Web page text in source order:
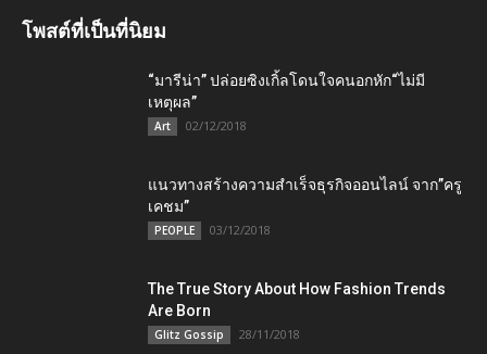
โพสต์ที่เป็นที่นิยม
“มารีน่า” ปล่อยซิงเกิ้ลโดนใจคนอกหัก“ไม่มี
เหตุผล”
Art 02/12/2018
แนวทางสร้างความสำเร็จธุรกิจออนไลน์ จาก”ครู
เคชม”
PEOPLE 03/12/2018
The True Story About How Fashion Trends
Are Born
Glitz Gossip 28/11/2018